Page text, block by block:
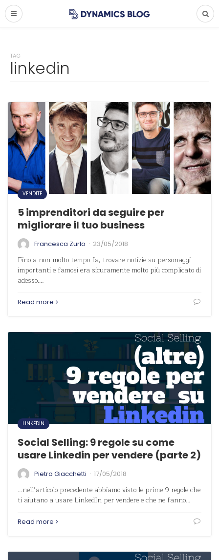
TAG
linkedin
VENDITE
5 imprenditori da seguire per
migliorare il tuo business
Francesca Zurlo · 23/05/2018
Fino a non molto tempo fa, trovare notizie su personaggi
importanti e famosi era sicuramente molto più complicato di
adesso.…
Read more
LINKEDIN
Social Selling: 9 regole su come
usare Linkedin per vendere (parte 2)
Pietro Giacchetti · 17/05/2018
…nell’articolo precedente abbiamo visto le prime 9 regole che
ti aiutano a usare LinkedIn per vendere e che ne fanno…
Read more